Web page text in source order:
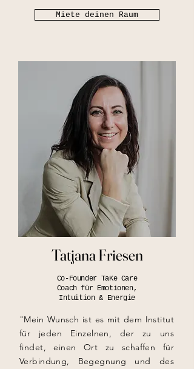
Miete deinen Raum
Tatjana Friesen
Co-Founder TaKe Care
Coach für Emotionen,
Intuition & Energie
"Mein Wunsch ist es mit dem Institut
für jeden Einzelnen, der zu uns
findet, einen Ort zu schaffen für
Verbindung, Begegnung und des